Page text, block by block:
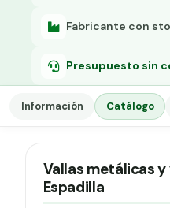
Fabricante con
Presupuesto sin
Información Catálogo
Vallas metálicas
Espadilla